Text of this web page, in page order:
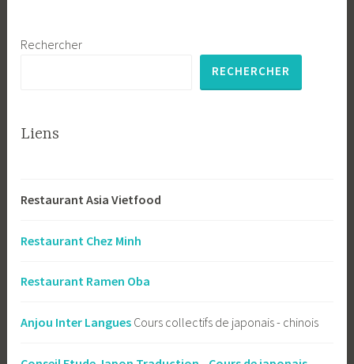
Rechercher
RECHERCHER
Liens
Restaurant Asia Vietfood
Restaurant Chez Minh
Restaurant Ramen Oba
Anjou Inter Langues Cours collectifs de japonais - chinois